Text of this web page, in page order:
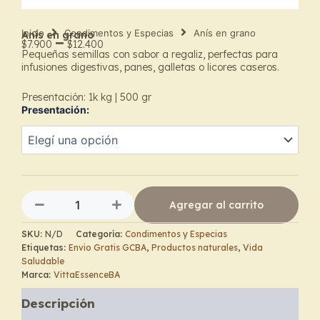
Inicio Condimentos y Especias Anís en grano
Anís en grano
$7.900 – $12.400
Price
range:
through
Pequeñas semillas con sabor a regaliz, perfectas para
infusiones digestivas, panes, galletas o licores caseros.
Presentación: 1k kg | 500 gr
Presentación:
Anís
en
grano
Agregar al carrito
SKU: N/D Categoría: Condimentos y Especias
Etiquetas: Envio Gratis GCBA, Productos naturales, Vida
Saludable
Marca: VittaEssenceBA
Descripción